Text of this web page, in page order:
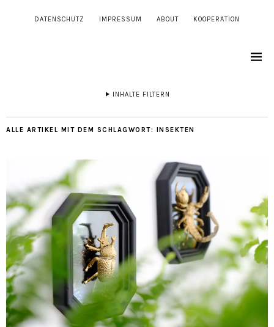
DATENSCHUTZ IMPRESSUM ABOUT KOOPERATION
INHALTE FILTERN
ALLE ARTIKEL MIT DEM SCHLAGWORT: INSEKTEN